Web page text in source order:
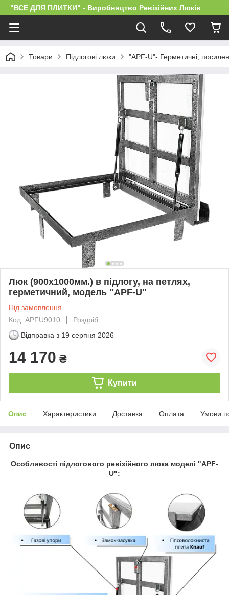
"ВСЕ ДЛЯ ПЛИТКИ" - Виробництво Ревізійних Люків
Товари Підлогові люки "APF-U"- Герметичні,
Люк (900х1000мм.) в підлогу, на петлях,
герметичний, модель "APF-U"
Під замовлення
Код: APFU9010
Роздріб
Відправка з 19 серпня 2026
14 170 ₴
Купити
Опис Характеристики Доставка Оплата Умови
Опис
Особливості підлогового ревізійного люка моделі "APF-
U":